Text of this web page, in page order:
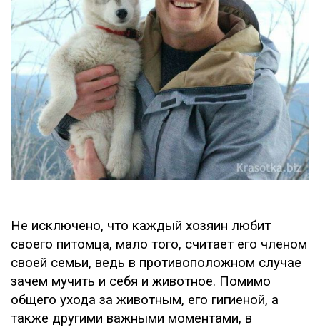
Не исключено, что каждый хозяин любит
своего питомца, мало того, считает его членом
своей семьи, ведь в противоположном случае
зачем мучить и себя и животное. Помимо
общего ухода за животным, его гигиеной, а
также другими важными моментами, в